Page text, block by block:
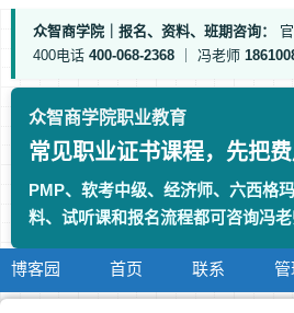
众智商学院｜报名、资料、班期咨询：
400电话 400-068-2368 冯老师
众智商学院职业教育
常见职业证书课程，先把
PMP、软考中级、经济师、六西格
料、试听课和报名流程都可咨询冯老
博客园 首页 联系 管